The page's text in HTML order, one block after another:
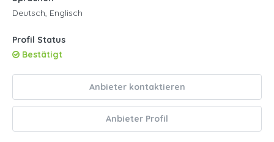
Deutsch, Englisch
Profil Status
Bestätigt
Anbieter kontaktieren
Anbieter Profil